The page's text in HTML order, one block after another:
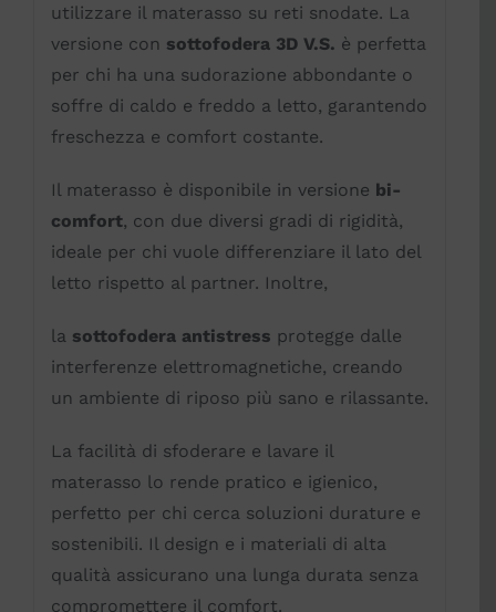
utilizzare il materasso su reti snodate. La
versione con sottofodera 3D V.S. è perfetta
per chi ha una sudorazione abbondante o
soffre di caldo e freddo a letto, garantendo
freschezza e comfort costante.
Il materasso è disponibile in versione bi-
comfort, con due diversi gradi di rigidità,
ideale per chi vuole differenziare il lato del
letto rispetto al partner. Inoltre,
la sottofodera antistress protegge dalle
interferenze elettromagnetiche, creando
un ambiente di riposo più sano e rilassante.
La facilità di sfoderare e lavare il
materasso lo rende pratico e igienico,
perfetto per chi cerca soluzioni durature e
sostenibili. Il design e i materiali di alta
qualità assicurano una lunga durata senza
compromettere il comfort.